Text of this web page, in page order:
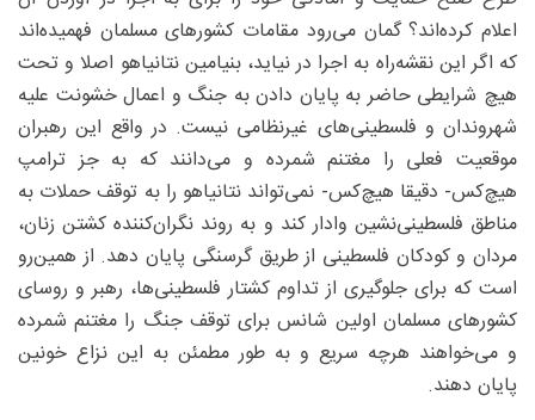
اعلام کرده‌اند؟ گمان می‌رود مقامات کشورهای مسلمان فهمیده‌اند
که اگر این نقشه‌راه به اجرا در نیاید، بنیامین نتانیاهو اصلا و تحت
هیچ شرایطی حاضر به پایان دادن به جنگ و اعمال خشونت علیه
شهروندان و فلسطینی‌های غیرنظامی نیست. در واقع این رهبران
موقعیت فعلی را مغتنم شمرده و می‌دانند که به جز ترامپ
هیچ‌کس- دقیقا هیچ‌کس- نمی‌تواند نتانیاهو را به توقف حملات به
مناطق فلسطینی‌نشین وادار کند و به روند نگران‌کننده کشتن زنان،
مردان و کودکان فلسطینی از طریق گرسنگی پایان دهد. از همین‌رو
است که برای جلوگیری از تداوم کشتار فلسطینی‌ها، رهبر و روسای‌
کشورهای مسلمان اولین شانس برای توقف جنگ را مغتنم شمرده
و می‌خواهند هرچه سریع و به طور مطمئن به این نزاع خونین
پایان دهند.